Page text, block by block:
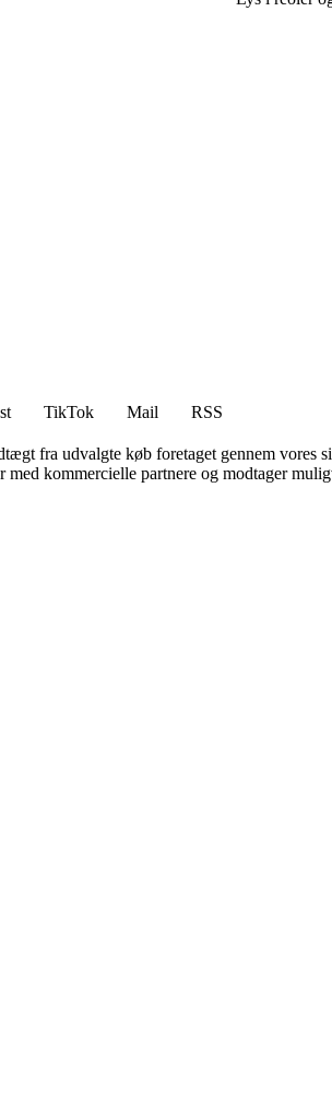
TikTok Mail
RSS
fra udvalgte køb foretaget gennem vores
kommercielle partnere og modtager